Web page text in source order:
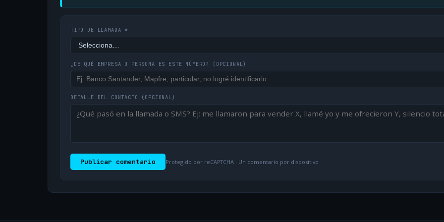
TIPO DE LLAMADA *
¿DE QUÉ EMPRESA O PERSONA ES ESTE NÚMERO? (OPCIONAL)
DETALLE DEL CONTACTO (OPCIONAL)
Publicar comentario Protegido por reCAPTCHA · Un comentario por dispositivo